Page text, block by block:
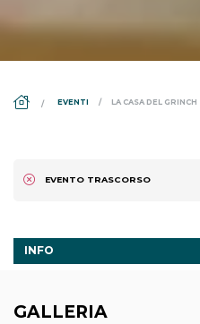
DS_BREADCRUMB.HOME
EVENTI LA CASA DEL GRINCH
EVENTO TRASCORSO
INFO
GALLERIA